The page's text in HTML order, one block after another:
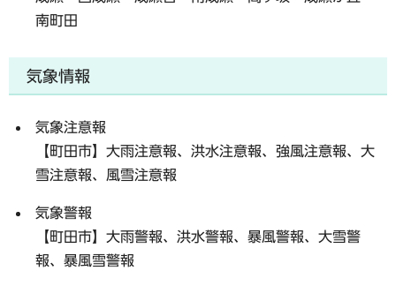
南町田
気象情報
気象注意報
【町田市】大雨注意報、洪水注意報、強風注意報、大
雪注意報、風雪注意報
気象警報
【町田市】大雨警報、洪水警報、暴風警報、大雪警
報、暴風雪警報